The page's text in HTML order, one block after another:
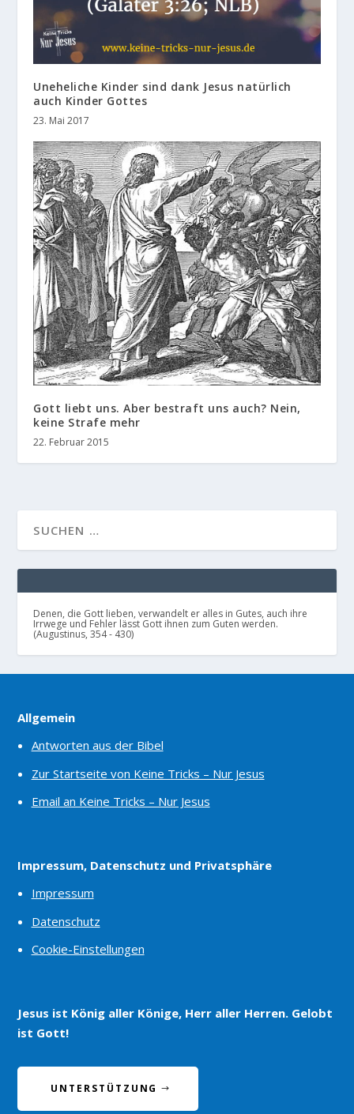
Uneheliche Kinder sind dank Jesus natürlich
auch Kinder Gottes
23. Mai 2017
Gott liebt uns. Aber bestraft uns auch? Nein,
keine Strafe mehr
22. Februar 2015
Denen, die Gott lieben, verwandelt er alles in Gutes, auch ihre
Irrwege und Fehler lässt Gott ihnen zum Guten werden.
(Augustinus, 354 - 430)
Allgemein
Antworten aus der Bibel
Zur Startseite von Keine Tricks – Nur Jesus
Email an Keine Tricks – Nur Jesus
Impressum, Datenschutz und Privatsphäre
Impressum
Datenschutz
Cookie-Einstellungen
Jesus ist König aller Könige, Herr aller Herren. Gelobt
ist Gott!
UNTERSTÜTZUNG